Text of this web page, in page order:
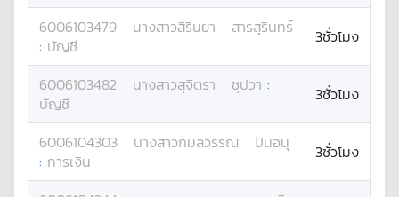
6006103479 นางสาวสิรินยา
สารสุรินทร์
: บัญชี 3ชั่วโมง
6006103482 นางสาวสุจิตรา ชุปวา :
บัญชี
3ชั่วโมง
6006104303 นางสาวกมลวรรณ
ปันอนุ
: การเงิน 3ชั่วโมง